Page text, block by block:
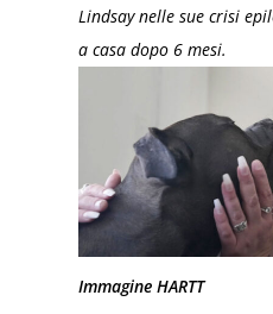
Lindsay nelle sue crisi
a casa dopo 6 mesi.
Immagine HARTT